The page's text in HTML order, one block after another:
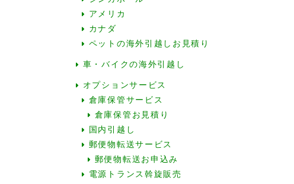
アメリカ
カナダ
ペットの海外引越しお見積り
車・バイクの海外引越し
オプションサービス
倉庫保管サービス
倉庫保管お見積り
国内引越し
郵便物転送サービス
郵便物転送お申込み
電源トランス斡旋販売